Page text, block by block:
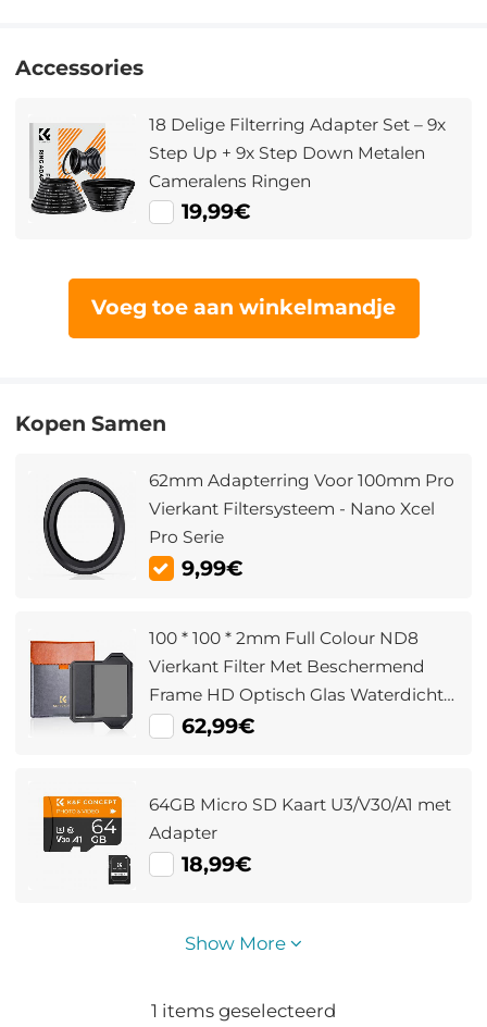
Accessories
18 Delige Filterring Adapter Set – 9x
Step Up + 9x Step Down Metalen
Cameralens Ringen
19,99€
Voeg toe aan winkelmandje
Kopen Samen
62mm Adapterring Voor 100mm Pro
Vierkant Filtersysteem - Nano Xcel
Pro Serie
9,99€
100 * 100 * 2mm Full Colour ND8
Vierkant Filter Met Beschermend
Frame HD Optisch Glas Waterdicht
ND Lichtreductiefilter Nano Xcel Pro
62,99€
64GB Micro SD Kaart U3/V30/A1 met
Adapter
18,99€
Show More
1 items geselecteerd